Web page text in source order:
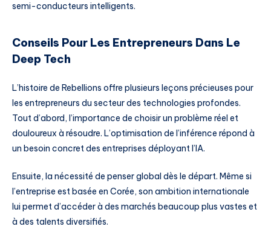
semi-conducteurs intelligents.
Conseils Pour Les Entrepreneurs Dans Le
Deep Tech
L’histoire de Rebellions offre plusieurs leçons précieuses pour
les entrepreneurs du secteur des technologies profondes.
Tout d’abord, l’importance de choisir un problème réel et
douloureux à résoudre. L’optimisation de l’inférence répond à
un besoin concret des entreprises déployant l’IA.
Ensuite, la nécessité de penser global dès le départ. Même si
l’entreprise est basée en Corée, son ambition internationale
lui permet d’accéder à des marchés beaucoup plus vastes et
à des talents diversifiés.